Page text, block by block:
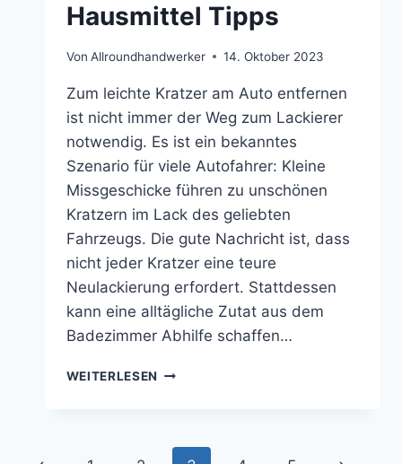
Hausmittel Tipps
Von Allroundhandwerker 14. Oktober 2023
Zum leichte Kratzer am Auto entfernen
ist nicht immer der Weg zum Lackierer
notwendig. Es ist ein bekanntes
Szenario für viele Autofahrer: Kleine
Missgeschicke führen zu unschönen
Kratzern im Lack des geliebten
Fahrzeugs. Die gute Nachricht ist, dass
nicht jeder Kratzer eine teure
Neulackierung erfordert. Stattdessen
kann eine alltägliche Zutat aus dem
Badezimmer Abhilfe schaffen…
WEITERLESEN LEICHTE
ENTFERNEN